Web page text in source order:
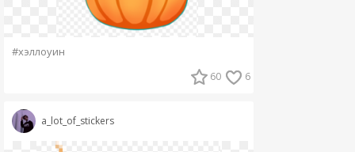
#хэллоуин
60 6
a_lot_of_stickers